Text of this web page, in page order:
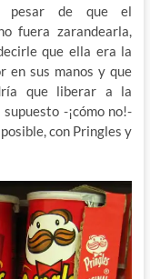
pesar de que el
fuera zarandearla,
que ella era la
en sus manos y que
que liberar a la
-¡cómo no!-
con Pringles y